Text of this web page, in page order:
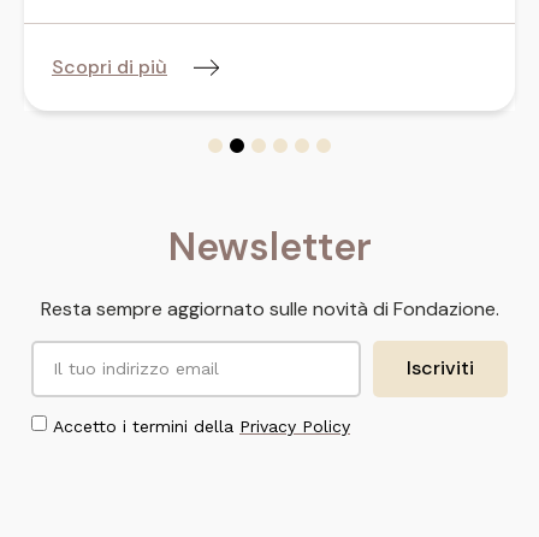
Scopri di più
Newsletter
Resta sempre aggiornato sulle novità di Fondazione.
Accetto i termini della Privacy Policy
Iscriviti